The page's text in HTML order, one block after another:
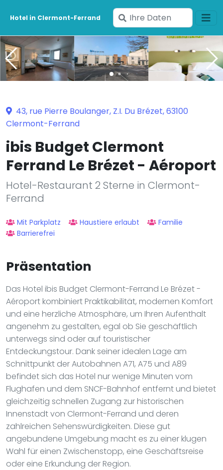
Hotel in Clermont-Ferrand
Geben
Sie
Ihre
Daten
ein
43, rue Pierre Boulanger, Z.I. Du Brézet, 63100
Clermont-Ferrand
ibis Budget Clermont
Ferrand Le Brézet - Aéroport
Hotel-Restaurant 2 Sterne in Clermont-
Ferrand
Mit Parkplatz Haustiere erlaubt
Familie
Barrierefrei
Präsentation
Das Hotel ibis Budget Clermont-Ferrand Le Brézet -
Aéroport kombiniert Praktikabilität, modernen Komfort
und eine herzliche Atmosphäre, um Ihren Aufenthalt
angenehm zu gestalten, egal ob Sie geschäftlich
unterwegs sind oder auf touristischer
Entdeckungstour. Dank seiner idealen Lage am
Schnittpunkt der Autobahnen A71, A75 und A89
befindet sich das Hotel nur wenige Minuten vom
Flughafen und dem SNCF-Bahnhof entfernt und bietet
gleichzeitig schnellen Zugang zur historischen
Innenstadt von Clermont-Ferrand und deren
zahlreichen Sehenswürdigkeiten. Diese gut
angebundene Umgebung macht es zu einer klugen
Wahl für einen Zwischenstopp, eine Geschäftsreise
oder eine Erkundung der Region.